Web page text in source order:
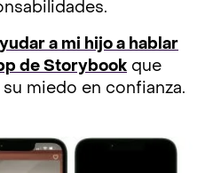
a mi hijo a hablar
de Storybook que
miedo en confianza.